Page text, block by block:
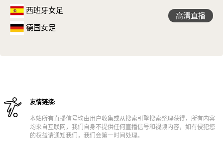
西班牙女足
德国女足
高清直播
友情链接:
本站所有直播信号均由用户收集或从搜索引擎搜索整理获得，所有内容
均来自互联网，我们自身不提供任何直播信号和视频内容，如有侵犯您
的权益请通知我们，我们会第一时间处理。